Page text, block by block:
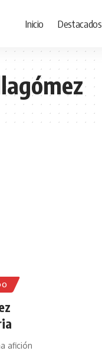
Inicio Destacados
afición